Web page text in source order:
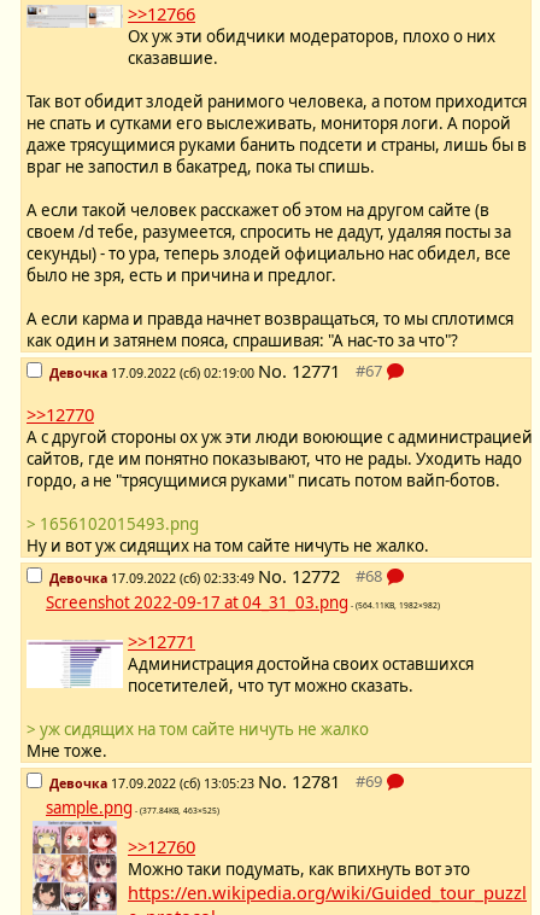
>>12766
Ох уж эти обидчики модераторов, плохо о них
сказавшие.
Так вот обидит злодей ранимого человека, а потом приходится
не спать и сутками его выслеживать, мониторя логи. А порой
даже трясущимися руками банить подсети и страны, лишь бы в
враг не запостил в бакатред, пока ты спишь.
А если такой человек расскажет об этом на другом сайте (в
своем /d тебе, разумеется, спросить не дадут, удаляя посты за
секунды) - то ура, теперь злодей официально нас обидел, все
было не зря, есть и причина и предлог.
А если карма и правда начнет возвращаться, то мы сплотимся
как один и затянем пояса, спрашивая: "А нас-то за что"?
Девочка 17.09.2022 (сб) 02:19:00 No. 12771
>>12770
А с другой стороны ох уж эти люди воюющие с администрацией
сайтов, где им понятно показывают, что не рады. Уходить надо
гордо, а не "трясущимися руками" писать потом вайп-ботов.
> 1656102015493.png
Ну и вот уж сидящих на том сайте ничуть не жалко.
Девочка 17.09.2022 (сб) 02:33:49 No. 12772
Screenshot 2022-09-17 at 04_31_03.png - (564.11KB, 1982×982)
>>12771
Администрация достойна своих оставшихся
посетителей, что тут можно сказать.
> уж сидящих на том сайте ничуть не жалко
Мне тоже.
Девочка 17.09.2022 (сб) 13:05:23 No. 12781
sample.png - (377.84KB, 463×525)
>>12760
Можно таки подумать, как впихнуть вот это
https://en.wikipedia.org/wiki/Guided_tour_puzzl